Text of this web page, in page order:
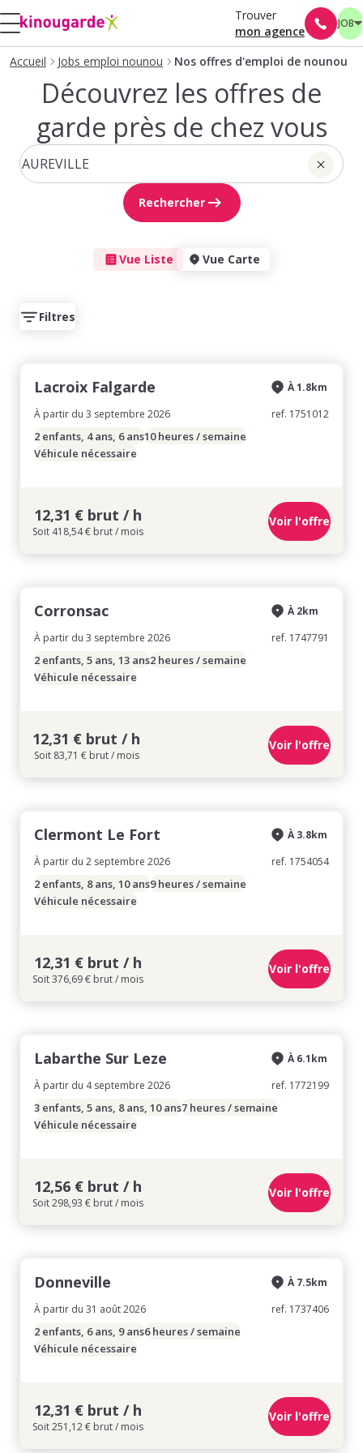
Trouver
mon agence
JOB
Accueil Jobs emploi nounou Nos offres d'emploi de nounou
Découvrez les offres de
garde près de chez vous
Rechercher
Vue Liste Vue Carte
Filtres
Lacroix Falgarde
À partir du 3 septembre 2026
À 1.8km
ref. 1751012
2 enfants, 4 ans, 6 ans10 heures / semaine
Véhicule nécessaire
12,31 € brut / h
Soit 418,54 € brut / mois
Voir l'offre
Corronsac
À partir du 3 septembre 2026
À 2km
ref. 1747791
2 enfants, 5 ans, 13 ans2 heures / semaine
Véhicule nécessaire
12,31 € brut / h
Soit 83,71 € brut / mois
Voir l'offre
Clermont Le Fort
À partir du 2 septembre 2026
À 3.8km
ref. 1754054
2 enfants, 8 ans, 10 ans9 heures / semaine
Véhicule nécessaire
12,31 € brut / h
Soit 376,69 € brut / mois
Voir l'offre
Labarthe Sur Leze
À partir du 4 septembre 2026
À 6.1km
ref. 1772199
3 enfants, 5 ans, 8 ans, 10 ans7 heures / semaine
Véhicule nécessaire
12,56 € brut / h
Soit 298,93 € brut / mois
Voir l'offre
Donneville
À partir du 31 août 2026
À 7.5km
ref. 1737406
2 enfants, 6 ans, 9 ans6 heures / semaine
Véhicule nécessaire
12,31 € brut / h
Soit 251,12 € brut / mois
Voir l'offre